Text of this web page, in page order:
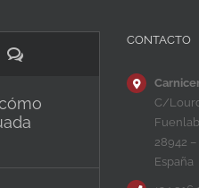
Comentarios
CONTACTO
C/
28942
España